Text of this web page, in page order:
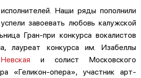
Наши ряды пополнили
завоевать любовь калужской
Гран-при конкурса вокалистов
лауреат конкурса им. Изабеллы
и солист Московского
«Геликон-опера», участник арт-